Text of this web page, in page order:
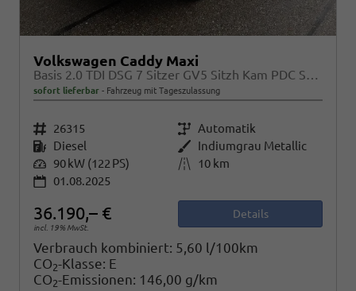
Volkswagen Caddy Maxi
Basis 2.0 TDI DSG 7 Sitzer GV5 Sitzh Kam PDC Sport Edition
sofort lieferbar Fahrzeug mit Tageszulassung
Fahrzeugnr. 26315 Getriebe Automatik
Kraftstoff Diesel Außenfarbe Indiumgrau Metallic
Leistung 90 kW (122 PS) Kilometerstand
10 km
01.08.2025
36.190,– €
incl. 19% MwSt.
Details
Verbrauch kombiniert: 5,60 l/100km
CO2-Klasse: E
CO2-Emissionen: 146,00 g/km